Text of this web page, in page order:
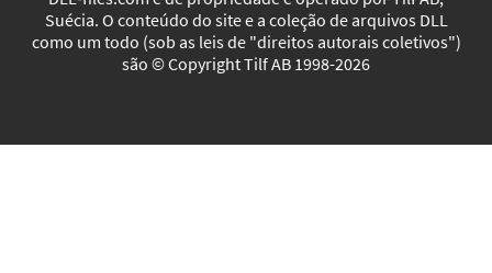
Suécia. O conteúdo do site e a coleção de arquivos DLL
como um todo (sob as leis de "direitos autorais coletivos")
são © Copyright Tilf AB 1998-2026